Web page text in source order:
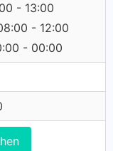
- 13:00
- 12:00
- 00:00